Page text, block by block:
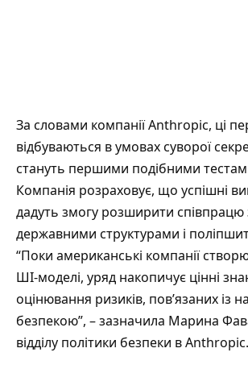
За словами компанії Anthropic, ці
відбуваються в умовах суворої
стануть першими подібними
Компанія розраховує, що успішні
дадуть змогу розширити
державними структурами і
“Поки американські компанії
ШІ-моделі, уряд накопичує цінні
оцінювання ризиків, пов’язаних із
безпекою”, – зазначила Марина
відділу політики безпеки в Anthropic.